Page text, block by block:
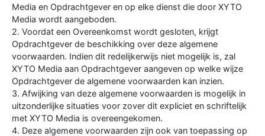
Media en Opdrachtgever en op elke dienst die door XYTO
Media wordt aangeboden.
2. Voordat een Overeenkomst wordt gesloten, krijgt
Opdrachtgever de beschikking over deze algemene
voorwaarden. Indien dit redelijkerwijs niet mogelijk is, zal
XYTO Media aan Opdrachtgever aangeven op welke wijze
Opdrachtgever de algemene voorwaarden kan inzien.
3. Afwijking van deze algemene voorwaarden is mogelijk in
uitzonderlijke situaties voor zover dit expliciet en schriftelijk
met XYTO Media is overeengekomen.
4. Deze algemene voorwaarden zijn ook van toepassing op